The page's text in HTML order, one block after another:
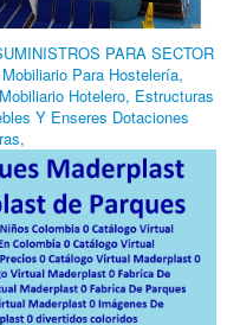
PARA SECTOR
Para Hostelería,
Hotelero, Estructuras
Y Enseres Dotaciones